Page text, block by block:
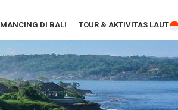
MANCING DI BALI TOUR & AKTIVITAS LAUT